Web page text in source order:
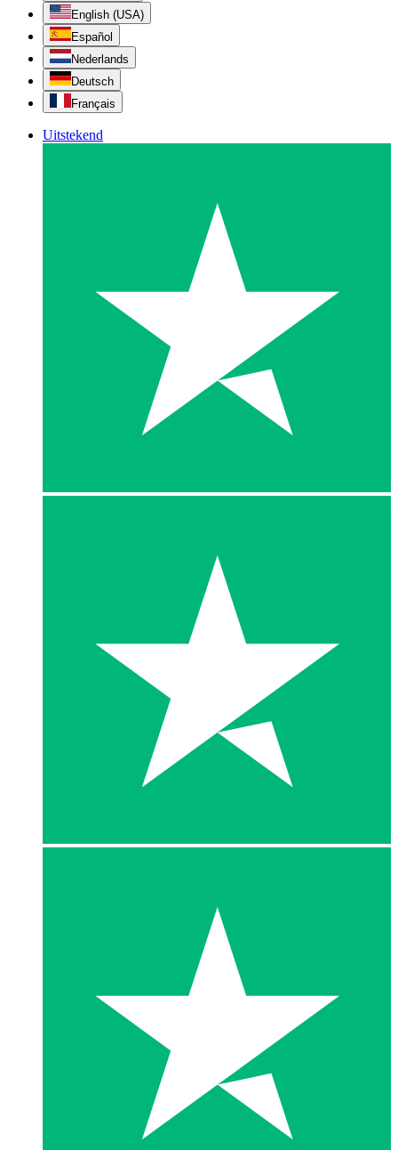
English (USA)
Español
Nederlands
Deutsch
Français
Uitstekend